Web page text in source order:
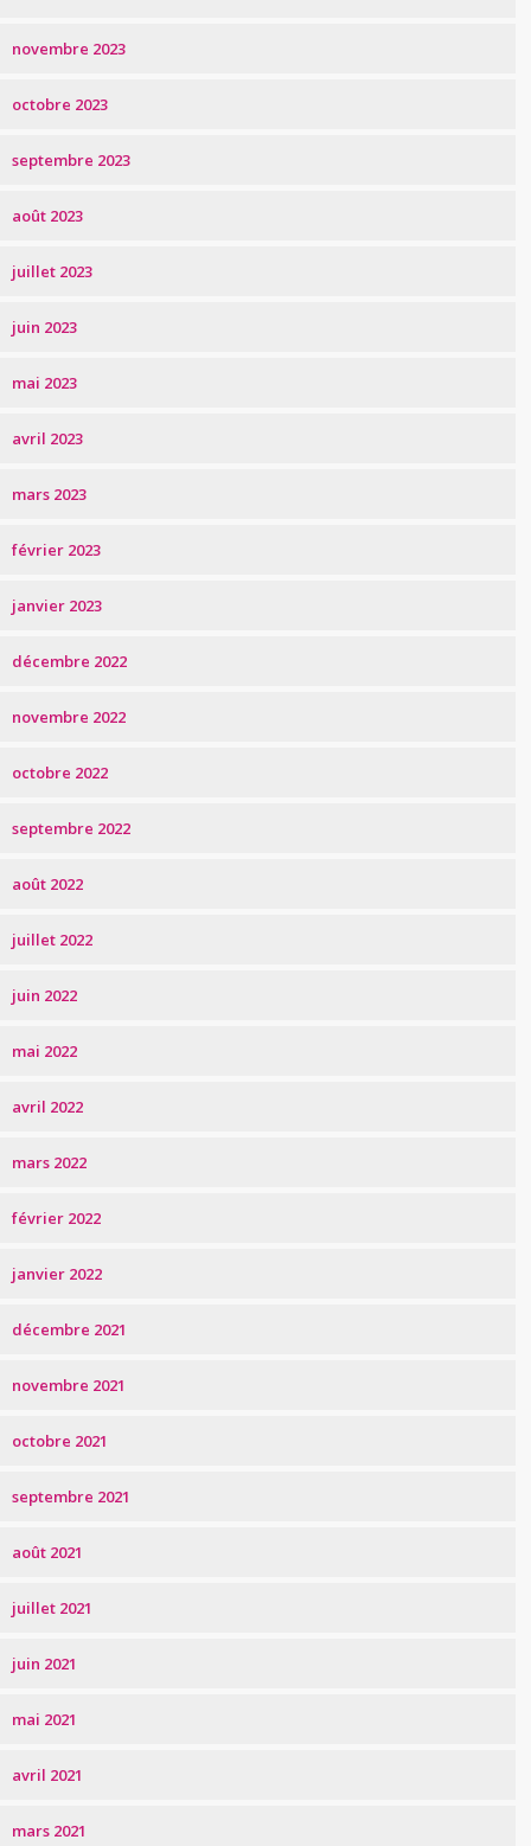
novembre 2023
octobre 2023
septembre 2023
août 2023
juillet 2023
juin 2023
mai 2023
avril 2023
mars 2023
février 2023
janvier 2023
décembre 2022
novembre 2022
octobre 2022
septembre 2022
août 2022
juillet 2022
juin 2022
mai 2022
avril 2022
mars 2022
février 2022
janvier 2022
décembre 2021
novembre 2021
octobre 2021
septembre 2021
août 2021
juillet 2021
juin 2021
mai 2021
avril 2021
mars 2021